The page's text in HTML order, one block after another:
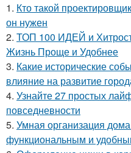
1. Кто такой
он нужен
2. ТОП 100 ИДЕЙ и
Жизнь Проще и Удобнее
3. Какие исторические
влияние на развитие
4. Узнайте 27 простых
повседневности
5. Умная организация
функциональным и